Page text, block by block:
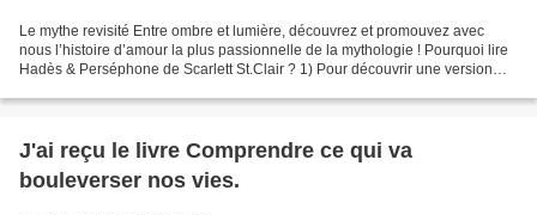
Le mythe revisité Entre ombre et lumière, découvrez et promouvez avec
nous l’histoire d’amour la plus passionnelle de la mythologie ! Pourquoi lire
Hadès & Perséphone de Scarlett St.Clair ? 1) Pour découvrir une version
J'ai reçu le livre Comprendre ce qui va
bouleverser nos vies.